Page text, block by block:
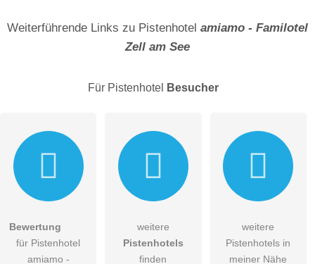
Langlauf-Fans kommen in Zell am See und Kaprun voll auf
Die Datenschutzerklärunghabe ich zur Kenntnis genommen.
Weiterführende Links zu Pistenhotel amiamo - Familotel
Zell am See
Für Pistenhotel Besucher
Bewertung
für Pistenhotel
amiamo -
weitere
Pistenhotels
finden
weitere
Pistenhotels in
meiner Nähe